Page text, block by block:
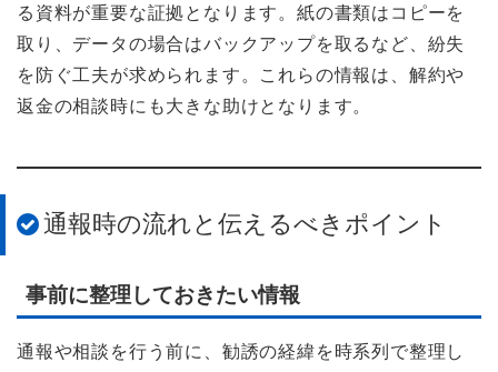
る資料が重要な証拠となります。紙の書類はコピーを
取り、データの場合はバックアップを取るなど、紛失
を防ぐ工夫が求められます。これらの情報は、解約や
返金の相談時にも大きな助けとなります。
通報時の流れと伝えるべきポイント
事前に整理しておきたい情報
通報や相談を行う前に、勧誘の経緯を時系列で整理し